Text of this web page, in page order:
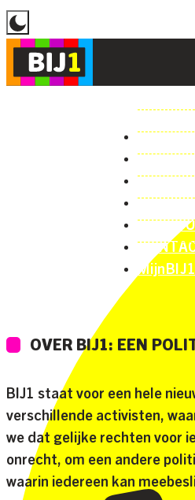
OVER
LOKAAL
NIEUWS
MijnBIJ1
OVER BIJ1: EEN
BIJ1 staat voor een hele
verschillende activisten,
we dat gelijke rechten voor
onrecht, om een andere
waarin iedereen kan